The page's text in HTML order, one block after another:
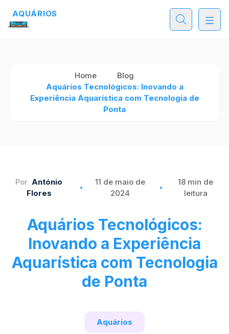
Home
Blog
Aquários Tecnológicos: Inovando a
Experiência Aquarística com Tecnologia de
Ponta
Por António
Flores
11 de maio de
2024
18 min de
leitura
Aquários Tecnológicos:
Inovando a Experiência
Aquarística com Tecnologia
de Ponta
Aquários
AQUÁRIOS
AQUÁRIOS
AQUÁRIOS